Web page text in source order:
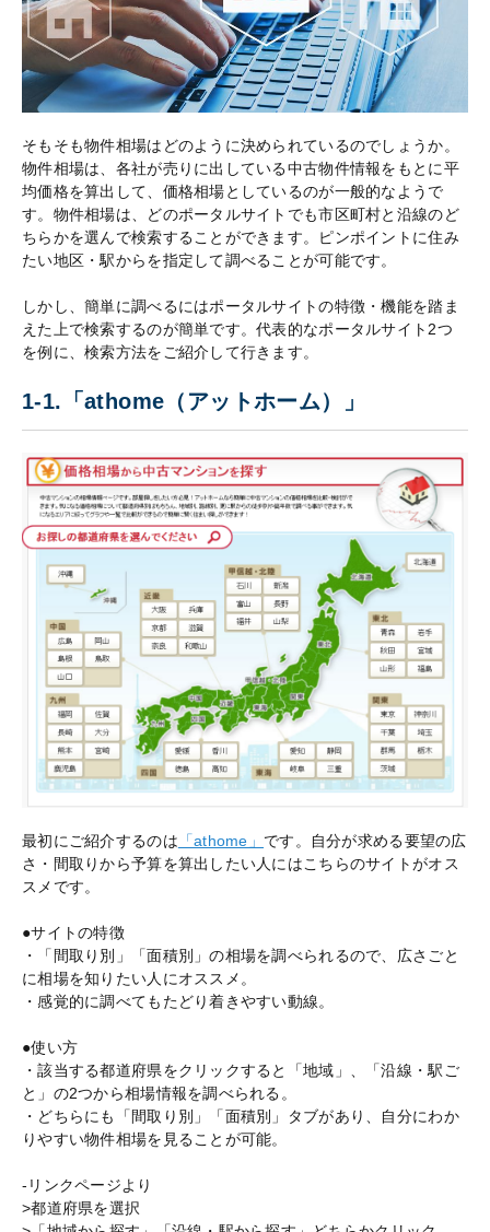
そもそも物件相場はどのように決められているのでしょうか。
物件相場は、各社が売りに出している中古物件情報をもとに平
均価格を算出して、価格相場としているのが一般的なようで
す。物件相場は、どのポータルサイトでも市区町村と沿線のど
ちらかを選んで検索することができます。ピンポイントに住み
たい地区・駅からを指定して調べることが可能です。
しかし、簡単に調べるにはポータルサイトの特徴・機能を踏ま
えた上で検索するのが簡単です。代表的なポータルサイト2つ
を例に、検索方法をご紹介して行きます。
1-1.「athome（アットホーム）」
最初にご紹介するのは 「athome」 です。自分が求める要望の広
さ・間取りから予算を算出したい人にはこちらのサイトがオス
スメです。
●サイトの特徴
・「間取り別」「面積別」の相場を調べられるので、広さごと
に相場を知りたい人にオススメ。
・感覚的に調べてもたどり着きやすい動線。
●使い方
・該当する都道府県をクリックすると「地域」、「沿線・駅ご
と」の2つから相場情報を調べられる。
・どちらにも「間取り別」「面積別」タブがあり、自分にわか
りやすい物件相場を見ることが可能。
-リンクページより
>都道府県を選択